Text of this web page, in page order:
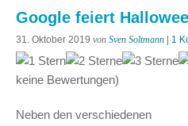
Google feiert
31. Oktober 2019 von Sven Soltmann 1
keine Bewertungen)
Neben den verschiedenen